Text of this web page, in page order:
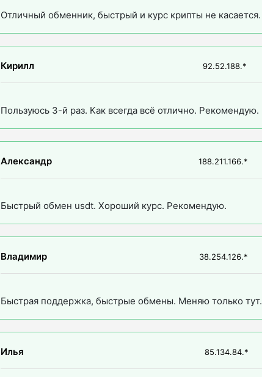
Отличный обменник, быстрый и курс крипты не касается.
Кирилл 92.52.188.*
Пользуюсь 3-й раз. Как всегда всё отлично. Рекомендую.
Александр 188.211.166.*
Быстрый обмен usdt. Хороший курс. Рекомендую.
Владимир 38.254.126.*
Быстрая поддержка, быстрые обмены. Меняю только тут.
Илья 85.134.84.*